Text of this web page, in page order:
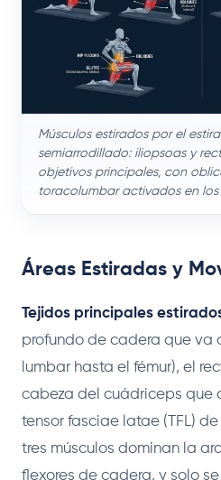
Músculos estirados por el
semiarrodillado: iliopsoas y
objetivos principales, con
toracolumbar activados en los
Áreas Estiradas y
Tejidos principales
profundo de cadera que va
lumbar hasta el fémur), el
cabeza del cuádriceps que
tensor fasciae latae (TFL)
tres músculos dominan la
flexores de cadera, y solo